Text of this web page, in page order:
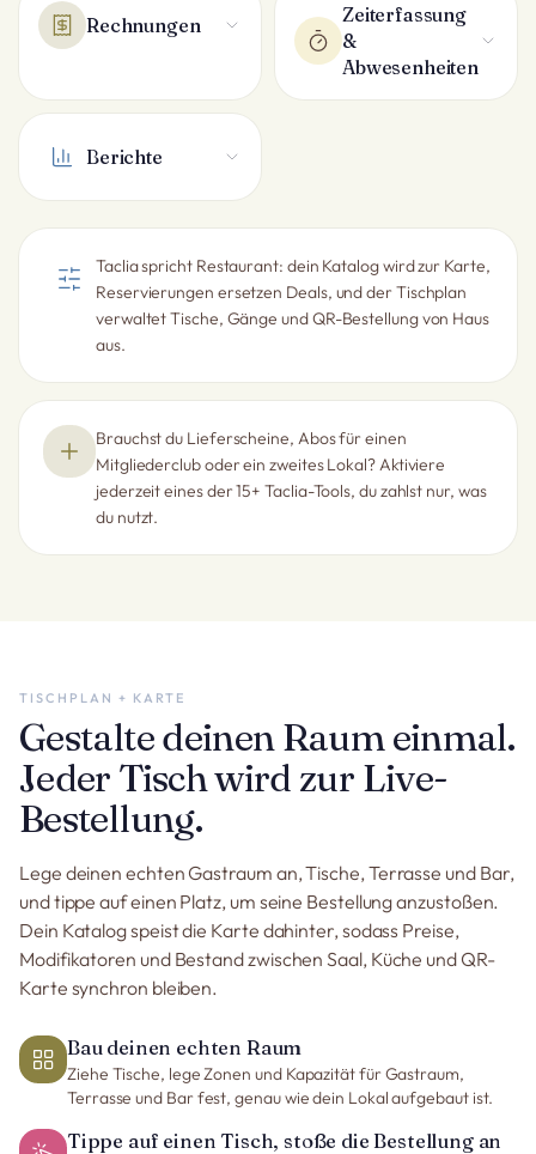
Rechnungen
Zeiterfassung
&
Abwesenheiten
Berichte
Taclia spricht Restaurant: dein Katalog wird zur Karte,
Reservierungen ersetzen Deals, und der Tischplan
verwaltet Tische, Gänge und QR-Bestellung von Haus
aus.
Brauchst du Lieferscheine, Abos für einen
Mitgliederclub oder ein zweites Lokal? Aktiviere
jederzeit eines der 15+ Taclia-Tools, du zahlst nur, was
du nutzt.
TISCHPLAN + KARTE
Gestalte deinen Raum einmal.
Jeder Tisch wird zur Live-
Bestellung.
Lege deinen echten Gastraum an, Tische, Terrasse und Bar,
und tippe auf einen Platz, um seine Bestellung anzustoßen.
Dein Katalog speist die Karte dahinter, sodass Preise,
Modifikatoren und Bestand zwischen Saal, Küche und QR-
Karte synchron bleiben.
Bau deinen echten Raum
Ziehe Tische, lege Zonen und Kapazität für Gastraum,
Terrasse und Bar fest, genau wie dein Lokal aufgebaut ist.
Tippe auf einen Tisch, stoße die Bestellung an